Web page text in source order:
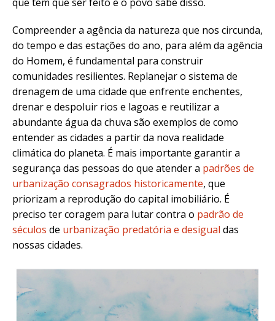
Compreender a agência da natureza que nos circunda,
do tempo e das estações do ano, para além da agência
do Homem, é fundamental para construir
comunidades resilientes. Replanejar o sistema de
drenagem de uma cidade que enfrente enchentes,
drenar e despoluir rios e lagoas e reutilizar a
abundante água da chuva são exemplos de como
entender as cidades a partir da nova realidade
climática do planeta. É mais importante garantir a
segurança das pessoas do que atender a padrões de
urbanização consagrados historicamente, que
priorizam a reprodução do capital imobiliário. É
preciso ter coragem para lutar contra o padrão de
séculos de urbanização predatória e desigual das
nossas cidades.